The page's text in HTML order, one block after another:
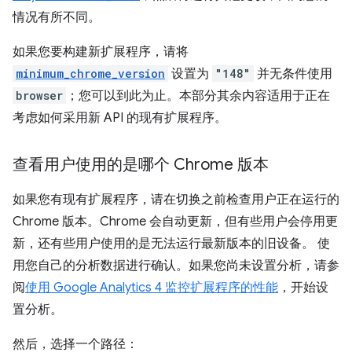
情况有所不同。
如果您要构建新扩展程序，请将
minimum_chrome_version 设置为 "148" 并无条件使用
browser ；您可以到此为止。本部分其余内容适用于正在
考虑如何采用新 API 的现有扩展程序。
查看用户使用的是哪个 Chrome 版本
如果您有现有扩展程序，请在切换之前检查用户正在运行的
Chrome 版本。Chrome 会自动更新，但有些用户会停用更
新，还有些用户使用的是无法运行最新版本的旧设备。 使
用您自己的分析数据进行确认。如果您尚未设置分析，请参
阅使用 Google Analytics 4 监控扩展程序的性能 ，开始设
置分析。
然后，选择一个路径：